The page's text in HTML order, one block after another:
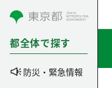
コンテンツにスキップ
都全体で探す
防災・緊急情報